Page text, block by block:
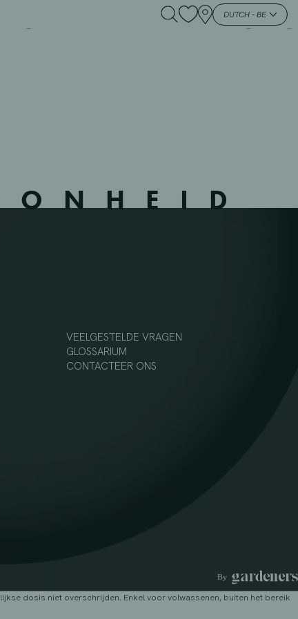
DUTCH - BE
– 535318 – – MONS
VEELGESTELDE VRAGEN
GLOSSARIUM
CONTACTEER ONS
dosis niet overschrijden. Enkel voor volwassenen, buiten het bereik